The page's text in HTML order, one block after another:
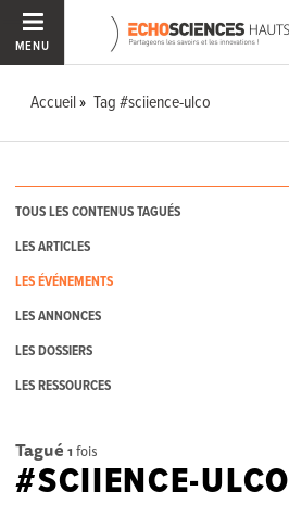
MENU
Accueil Tag #sciience-ulco
TOUS LES CONTENUS TAGUÉS
LES ARTICLES
LES ÉVÉNEMENTS
LES ANNONCES
LES DOSSIERS
LES RESSOURCES
Tagué 1 fois
#SCIIENCE-ULCO